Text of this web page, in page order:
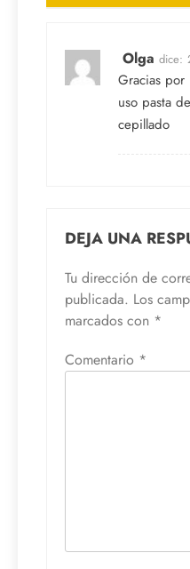
Olga dice:
Gracias por
uso pasta
cepillado
DEJA UNA
Tu dirección de
publicada. Los
marcados con *
Comentario *